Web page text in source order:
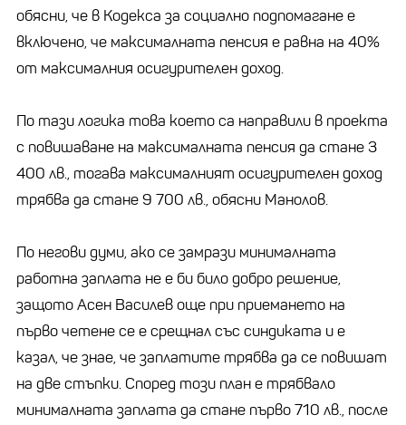
обясни, че в Кодекса за социално подпомагане е
включено, че максималната пенсия е равна на 40%
от максималния осигурителен доход.
По тази логика това което са направили в проекта
с повишаване на максималната пенсия да стане 3
400 лв., тогава максималният осигурителен доход
трябва да стане 9 700 лв., обясни Манолов.
По негови думи, ако се замрази минималната
работна заплата не е би било добро решение,
защото Асен Василев още при приемането на
първо четене се е срещнал със синдиката и е
казал, че знае, че заплатите трябва да се повишат
на две стъпки. Според този план е трябвало
минималната заплата да стане първо 710 лв., после